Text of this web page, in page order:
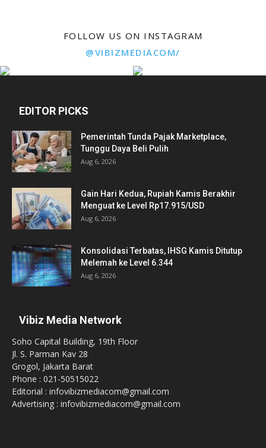
FOLLOW US ON INSTAGRAM
@VIBIZMEDIACOM/
EDITOR PICKS
Pemerintah Tunda Pajak Marketplace,
Tunggu Daya Beli Pulih
Aug 6, 2026
Gain Hari Kedua, Rupiah Kamis Berakhir
Menguat ke Level Rp17.915/USD
Aug 6, 2026
Konsolidasi Terbatas, IHSG Kamis Ditutup
Melemah ke Level 6.344
Aug 6, 2026
Vibiz Media Network
Soho Capital Building, 19th Floor
Jl. S. Parman Kav 28
Grogol, Jakarta Barat
Phone : 021-50515022
Editorial : infovibizmediacom@gmail.com
Advertising : infovibizmediacom@gmail.com